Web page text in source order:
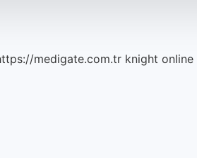
medigate.com.tr knight online